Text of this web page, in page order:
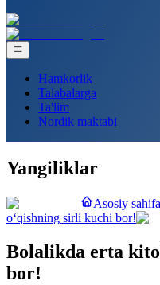
Hamkorlik
Talabalarga
Ta'lim
Nordik maktabi
Yangiliklar
Asosiy sahifa
o‘qishning sirli kuchi bor!
Bolalikda erta
bor!